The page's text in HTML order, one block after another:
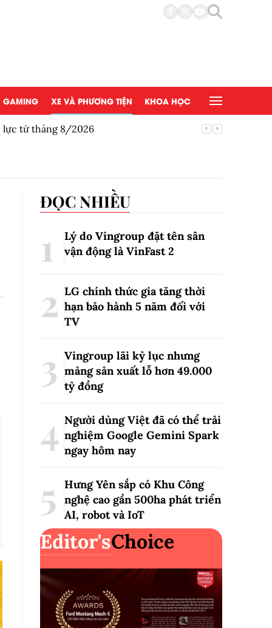
GAMING XE VÀ PHƯƠNG TIỆN KHOA HỌC
lực từ tháng 8/2026
ĐỌC NHIỀU
Lý do Vingroup đặt tên sân
vận động là VinFast2
LG chính thức gia tăng thời
hạn bảo hành 5 năm đối với
TV
Vingroup lãi kỷ lục nhưng
mảng sản xuất lỗ hơn 49.000
tỷ đồng
Người dùng Việt đã có thể trải
nghiệm Google Gemini Spark
ngay hôm nay
Hưng Yên sắp có Khu Công
nghệ cao gần 500ha phát triển
AI, robot và IoT
Editor'sChoice